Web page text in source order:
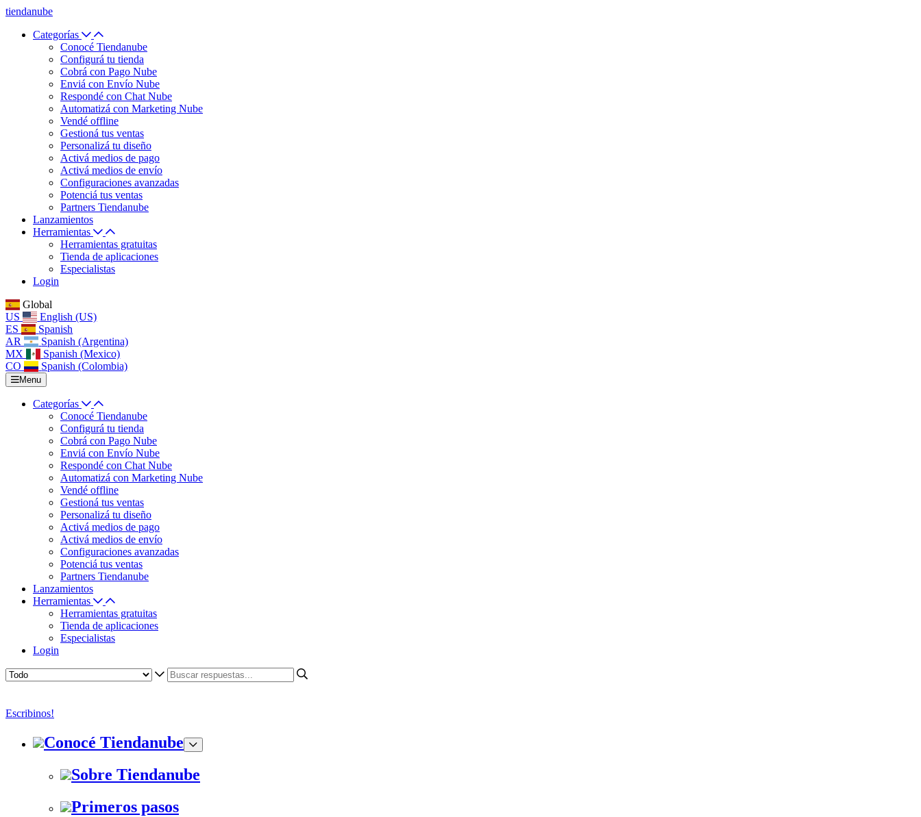
tiendanube
Categorías
Conocé Tiendanube
Configurá tu tienda
Cobrá con Pago Nube
Enviá con Envío Nube
Respondé con Chat Nube
Automatizá con Marketing Nube
Vendé offline
Gestioná tus ventas
Personalizá tu diseño
Activá medios de pago
Activá medios de envío
Configuraciones avanzadas
Potenciá tus ventas
Partners Tiendanube
Lanzamientos
Herramientas
Herramientas gratuitas
Tienda de aplicaciones
Especialistas
Login
Global
US
English (US)
ES
Spanish
AR
Spanish (Argentina)
MX
Spanish (Mexico)
CO
Spanish (Colombia)
Menu
Categorías
Conocé Tiendanube
Configurá tu tienda
Cobrá con Pago Nube
Enviá con Envío Nube
Respondé con Chat Nube
Automatizá con Marketing Nube
Vendé offline
Gestioná tus ventas
Personalizá tu diseño
Activá medios de pago
Activá medios de envío
Configuraciones avanzadas
Potenciá tus ventas
Partners Tiendanube
Lanzamientos
Herramientas
Herramientas gratuitas
Tienda de aplicaciones
Especialistas
Login
Escribinos!
Conocé Tiendanube
Sobre Tiendanube
Primeros pasos